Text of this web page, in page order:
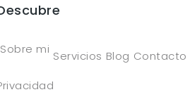
Sobre mi Servicios Blog Contacto